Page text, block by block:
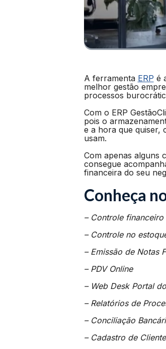
A ferramenta ERP é
melhor gestão
processos
Com o ERP
pois o
e a hora que quiser,
usam.
Com apenas alguns
consegue
financeira do seu
Conheça
– Controle financeiro
– Controle no
– Emissão de Notas
– PDV Online
– Web Desk Portal
– Relatórios de
– Conciliação
– Cadastro de